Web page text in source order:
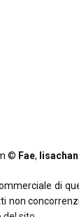
© Fae, lisachan
di
non